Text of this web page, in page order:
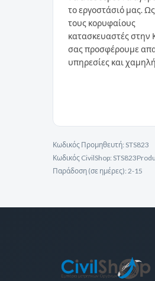
το εργοστάσιό μας.
τους κορυφαίους
κατασκευαστές στην
σας προσφέρουμε
υπηρεσίες και
Κωδικός Προμηθευτή: STS823
Κωδικός CivilShop: STS823
Παράδοση (σε ημέρες): 2-15